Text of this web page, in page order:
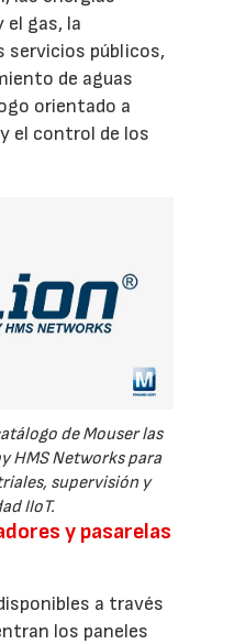
el gas, la
servicios públicos,
de aguas
orientado a
el control de los
de Mouser las
HMS Networks para
supervisión y
IIoT.
y pasarelas
a través
los paneles